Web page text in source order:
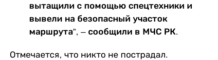
вытащили с помощью спецтехники и
вывели на безопасный участок
маршрута”, – сообщили в МЧС РК.
Отмечается, что никто не пострадал.